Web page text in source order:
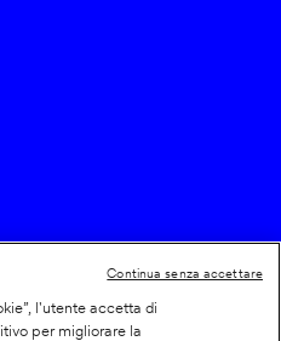
l'utente accetta di
per migliorare la
Continua senza accettare